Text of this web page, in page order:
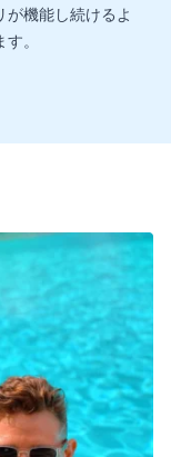
機能し続けるよ
。